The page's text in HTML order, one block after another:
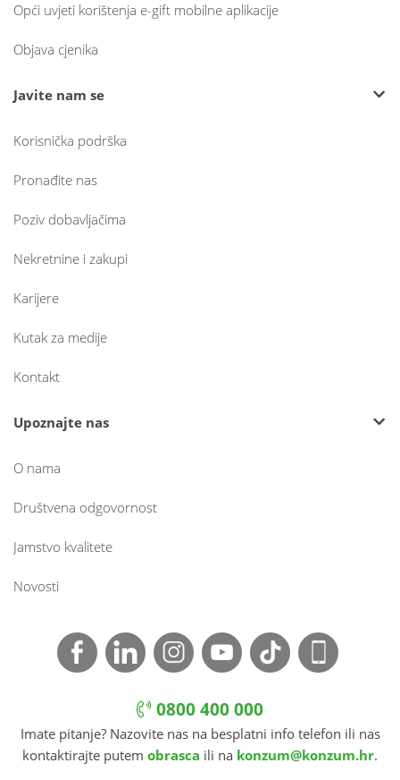
Opći uvjeti korištenja e-gift mobilne aplikacije
Objava cjenika
Javite nam se
Korisnička podrška
Pronađite nas
Poziv dobavljačima
Nekretnine i zakupi
Karijere
Kutak za medije
Kontakt
Upoznajte nas
O nama
Društvena odgovornost
Jamstvo kvalitete
Novosti
0800 400 000
Imate pitanje? Nazovite nas na besplatni info telefon ili nas
kontaktirajte putem obrasca ili na konzum@konzum.hr.